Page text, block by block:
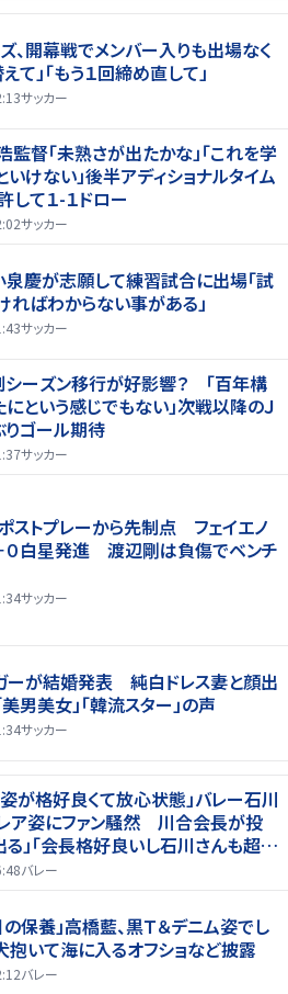
ズ、開幕戦でメンバー入りも出場なく
て」「もう１回締め直して」
サッカー
監督「未熟さが出たかな」「これを学
いけない」後半アディショナルタイム
して１-１ドロー
サッカー
泉慶が志願して練習試合に出場「試
ればわからない事がある」
サッカー
シーズン移行が好影響？ 「百年構
という感じでもない」次戦以降のＪ
りゴール期待
サッカー
ストプレーから先制点 フェイエノ
０白星発進 渡辺剛は負傷でベンチ
サッカー
ーが結婚発表 純白ドレス妻と顔出
美男美女」「韓流スター」の声
サッカー
姿が格好良くて放心状態」バレー石川
ア姿にファン騒然 川合会長が投
る」「会長格好良いし石川さんも超格
バレー
の保養」高橋藍、黒Ｔ＆デニム姿でし
抱いて海に入るオフショなど披露
バレー